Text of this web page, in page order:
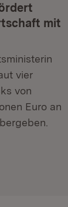
mit
vier
von
Euro an